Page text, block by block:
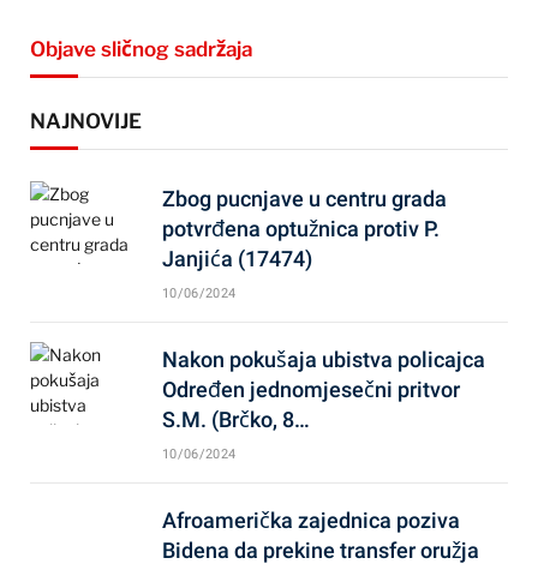
Objave sličnog sadržaja
NAJNOVIJE
Zbog pucnjave u centru grada
potvrđena optužnica protiv P.
Janjića (17474)
10/06/2024
Nakon pokušaja ubistva policajca
Određen jednomjesečni pritvor
S.M. (Brčko, 8…
10/06/2024
Afroamerička zajednica poziva
Bidena da prekine transfer oružja